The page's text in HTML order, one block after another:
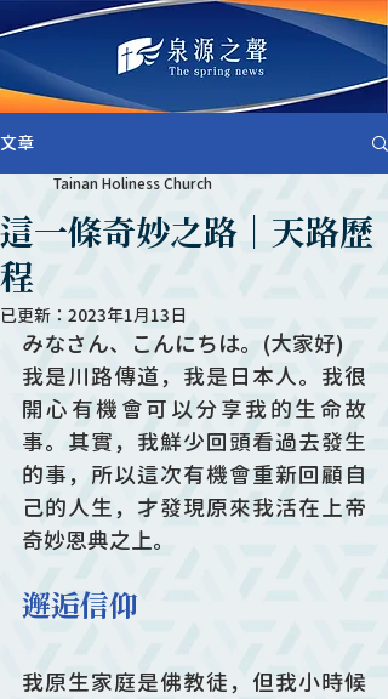
文章
這一條奇妙之路｜天路歷
程
Tainan Holiness Church
已更新： 2023年1月13日
みなさん、こんにちは。(大家好)
我是川路傳道，我是日本人。我很
開心有機會可以分享我的生命故
事。其實，我鮮少回頭看過去發生
的事，所以這次有機會重新回顧自
己的人生，才發現原來我活在上帝
奇妙恩典之上。
邂逅信仰
我原生家庭是佛教徒，但我小時候